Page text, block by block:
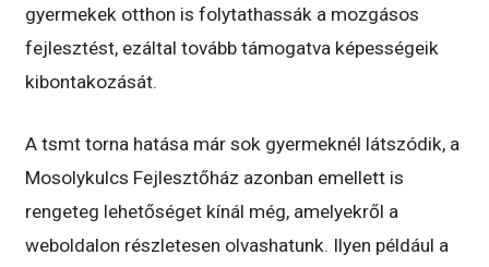
gyermekek otthon is folytathassák a mozgásos
fejlesztést, ezáltal tovább támogatva képességeik
kibontakozását.
A tsmt torna hatása már sok gyermeknél látszódik, a
Mosolykulcs Fejlesztőház azonban emellett is
rengeteg lehetőséget kínál még, amelyekről a
weboldalon részletesen olvashatunk. Ilyen például a